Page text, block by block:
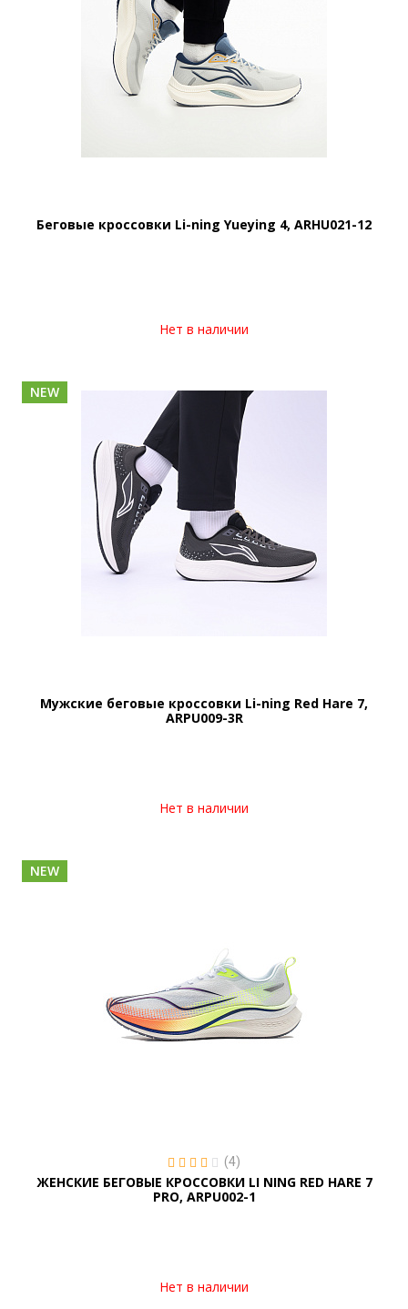
Беговые кроссовки Li-ning Yueying 4, ARHU021-12
Нет в наличии
NEW
Мужские беговые кроссовки Li-ning Red Hare 7,
ARPU009-3R
Нет в наличии
NEW
(4)
ЖЕНСКИЕ БЕГОВЫЕ КРОССОВКИ LI NING RED HARE 7
PRO, ARPU002-1
Нет в наличии